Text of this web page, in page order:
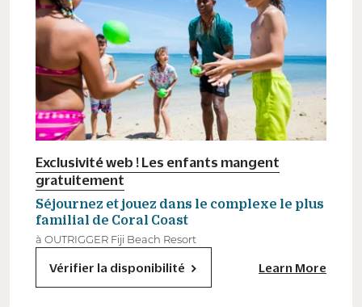
Exclusivité web ! Les enfants mangent
gratuitement
Séjournez et jouez dans le complexe le plus
familial de Coral Coast
à OUTRIGGER Fiji Beach Resort
Vérifier la disponibilité Learn More